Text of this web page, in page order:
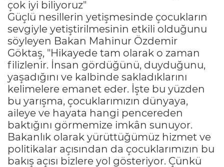
çok iyi biliyoruz"
Güçlü nesillerin yetişmesinde çocukların
sevgiyle yetiştirilmesinin etkili olduğunu
söyleyen Bakan Mahinur Özdemir
Göktaş, "Hikayede tam olarak o zaman
filizlenir. İnsan gördüğünü, duyduğunu,
yaşadığını ve kalbinde sakladıklarını
kelimelere emanet eder. İşte bu yüzden
bu yarışma, çocuklarımızın dünyaya,
aileye ve hayata hangi pencereden
baktığını görmemize imkân sunuyor.
Bakanlık olarak yürüttüğümüz hizmet ve
politikalar açısından da çocuklarımızın bu
bakış açısı bizlere yol gösteriyor. Çünkü